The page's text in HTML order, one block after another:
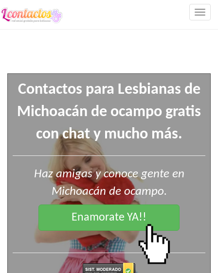
Contactos para Lesbianas de
Michoacán de ocampo gratis
con chat y mucho más.
Haz amigas y conoce gente en
Michoacán de ocampo.
Enamorate YA!!